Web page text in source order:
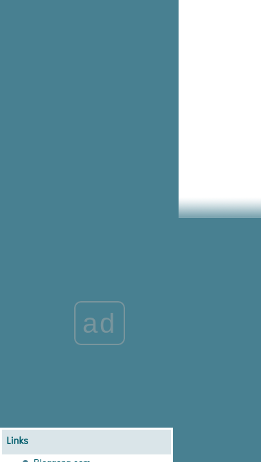
หลังพุทธกาลนานนักหนา คามวาสี-
อรัญญวาสี จึงมีขึ้นมา
ถ้ำกับชีวิตของพระสงฆ์ในพระพุทธ
ad